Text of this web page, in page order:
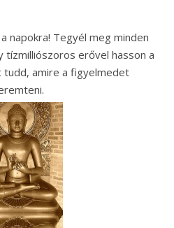
napokra! Tegyél meg minden
erővel hasson a
tudd, amire a figyelmedet